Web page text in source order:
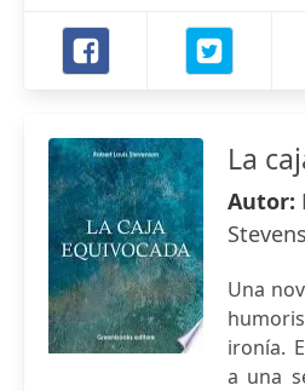
La
Autor:
Una
ironía.
a una